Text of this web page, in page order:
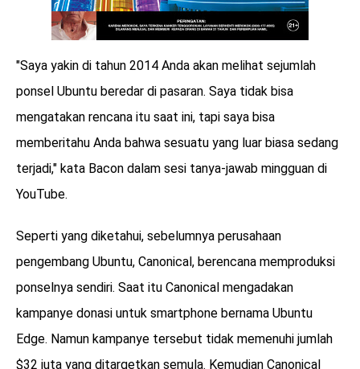
"Saya yakin di tahun 2014 Anda akan melihat sejumlah
ponsel Ubuntu beredar di pasaran. Saya tidak bisa
mengatakan rencana itu saat ini, tapi saya bisa
memberitahu Anda bahwa sesuatu yang luar biasa sedang
terjadi," kata Bacon dalam sesi tanya-jawab mingguan di
YouTube.
Seperti yang diketahui, sebelumnya perusahaan
pengembang Ubuntu, Canonical, berencana memproduksi
ponselnya sendiri. Saat itu Canonical mengadakan
kampanye donasi untuk smartphone bernama Ubuntu
Edge. Namun kampanye tersebut tidak memenuhi jumlah
$32 juta yang ditargetkan semula. Kemudian Canonical